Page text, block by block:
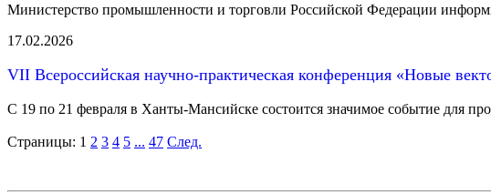
Министерство промышленности и торговли Российской Федерации
17.02.2026
VII Всероссийская научно-практическая конференция «Новые
С 19 по 21 февраля в Ханты-Мансийске состоится значимое событие для
Страницы: 1 2 3 4 5 ... 47 След.